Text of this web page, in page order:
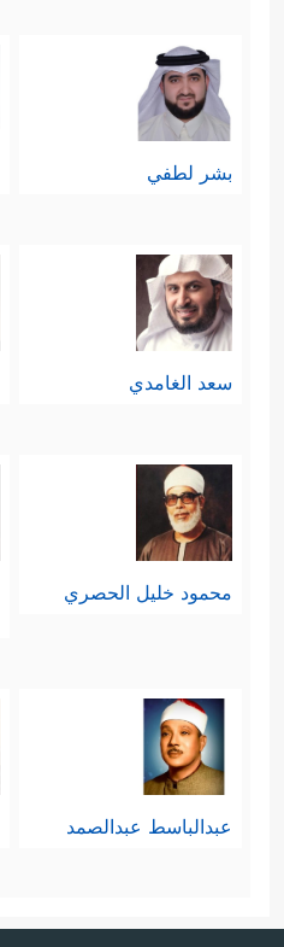
بشر لطفي
سعد الغامدي
محمود خليل الحصري
عبدالباسط عبدالصمد